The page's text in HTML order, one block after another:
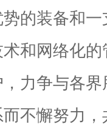
势的装备和
术和网络化
，力争与各
而不懈努力